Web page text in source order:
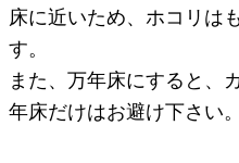
床に近いため、ホコリは
す。
また、万年床にすると、
年床だけはお避け下さい。